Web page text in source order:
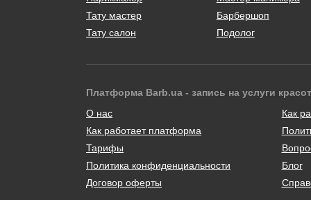
Тату мастер
Барбершоп
Тату салон
Подолог
Платформа Barb.ua - запись на услуги
О нас
Как работает платформа
Тарифы
Политика конфиденциальности
Договор оферты
Как
Блог